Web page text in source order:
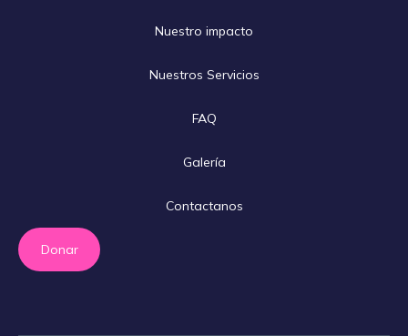
Nuestro impacto
Nuestros Servicios
FAQ
Galería
Contactanos
Donar